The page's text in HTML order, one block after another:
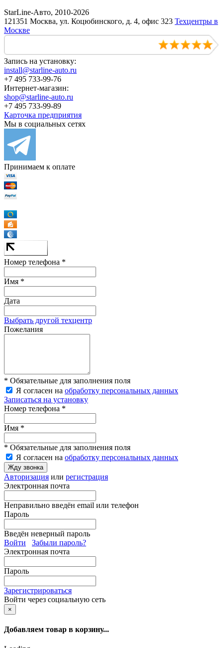
StarLine-Авто, 2010-2026
121351 Москва, ул. Коцюбинского, д. 4, офис 323 Техцентры в
Москве
Запись на установку:
install@starline-auto.ru
+7 495 733-99-76
Интернет-магазин:
shop@starline-auto.ru
+7 495 733-99-89
Карточка предприятия
Мы в социальных сетях
Принимаем к оплате
Номер телефона *
Имя *
Дата
Выбрать другой техцентр
Пожелания
* Обязательные для заполнения поля
Я согласен на обработку персональных данных
Записаться на установку
Номер телефона *
Имя *
* Обязательные для заполнения поля
Я согласен на обработку персональных данных
Жду звонка
Авторизация или регистрация
Электронная почта
Неправильно введён email или телефон
Пароль
Введён неверный пароль
Войти
Забыли пароль?
Электронная почта
Пароль
Зарегистрироваться
Войти через социальную сеть
×
Добавляем товар в корзину...